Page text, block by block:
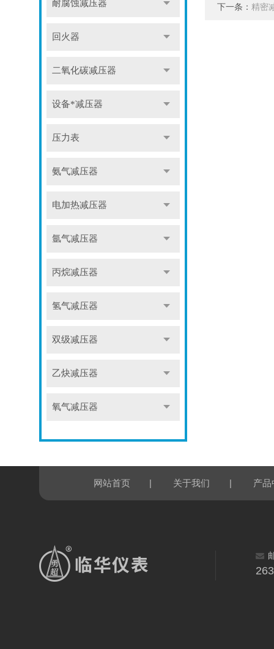
耐腐蚀减压器
回火器
二氧化碳减压器
设备*减压器
压力表
氨气减压器
电加热减压器
氩气减压器
丙烷减压器
氢气减压器
双级减压器
乙炔减压器
氧气减压器
下一条： 精密
网站首页 | 关于我们 | 产品